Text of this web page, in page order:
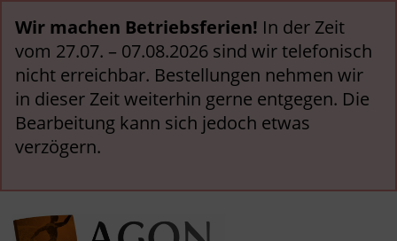
Wir machen Betriebsferien! In der Zeit
vom 27.07. – 07.08.2026 sind wir telefonisch
nicht erreichbar. Bestellungen nehmen wir
in dieser Zeit weiterhin gerne entgegen. Die
Bearbeitung kann sich jedoch etwas
verzögern.